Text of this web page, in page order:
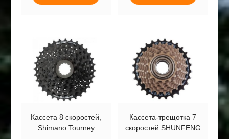
Кассета 8 скоростей,
Shimano Tourney
Кассета-трещотка 7
скоростей SHUNFENG